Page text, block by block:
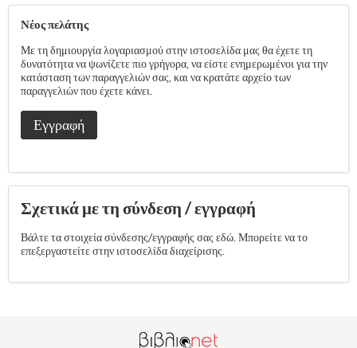
Νέος πελάτης
Με τη δημιουργία λογαριασμού στην ιστοσελίδα μας θα έχετε τη
δυνατότητα να ψωνίζετε πιο γρήγορα, να είστε ενημερωμένοι για την
κατάσταση των παραγγελιών σας, και να κρατάτε αρχείο των
παραγγελιών που έχετε κάνει.
Εγγραφή
Σχετικά με τη σύνδεση / εγγραφή
Βάλτε τα στοιχεία σύνδεσης/εγγραφής σας εδώ. Μπορείτε να το
επεξεργαστείτε στην ιστοσελίδα διαχείρισης.